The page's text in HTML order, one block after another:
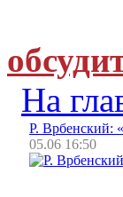
На
Р. Врбенский:
05.06 16:50